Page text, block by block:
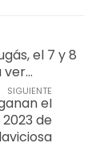
el 7 y 8
ver…
SIGUIENTE
eI
de